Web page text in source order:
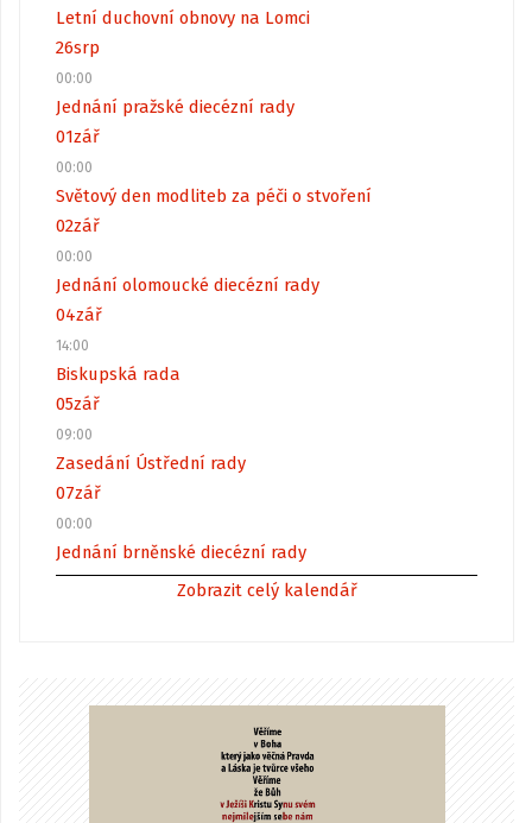
Letní duchovní obnovy na Lomci
26srp
00:00
Jednání pražské diecézní rady
01zář
00:00
Světový den modliteb za péči o stvoření
02zář
00:00
Jednání olomoucké diecézní rady
04zář
14:00
Biskupská rada
05zář
09:00
Zasedání Ústřední rady
07zář
00:00
Jednání brněnské diecézní rady
Zobrazit celý kalendář